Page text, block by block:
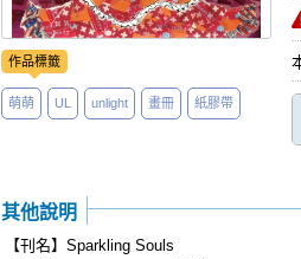
作品標籤
萌萌 UL unlight 畫冊 紙膠帶
其他說明
【刊名】Sparkling Souls